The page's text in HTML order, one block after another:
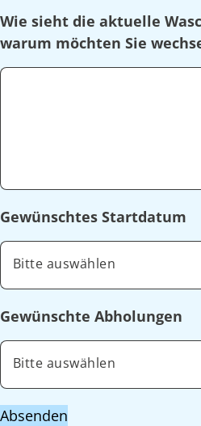
Wie sieht die aktuelle
warum möchten Sie
Gewünschtes Startdatum
Bitte auswählen
Gewünschte Abholungen
Bitte auswählen
Absenden